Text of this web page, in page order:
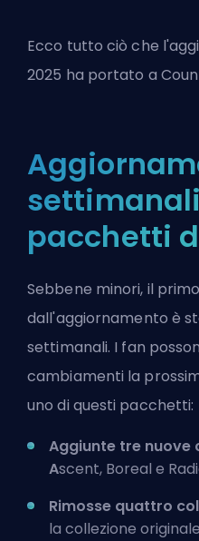
Ecco tutto ciò che
2025 ha portato a
pacchetti
Sebbene minori, il
dall'aggiornamento è
settimanali. I fan
cambiamenti la
uno di questi pacchetti:
Aggiunte tre nuove
Ascent, Boreal e
Rimosse quattro
la collezione